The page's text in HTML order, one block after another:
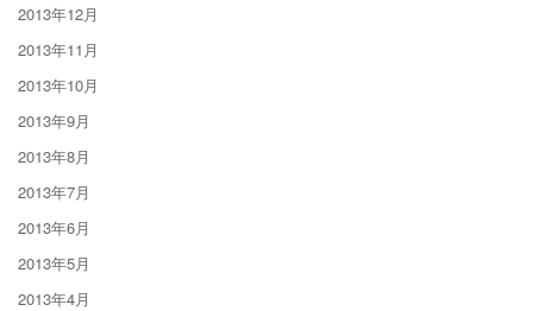
2013年12月
2013年11月
2013年10月
2013年9月
2013年8月
2013年7月
2013年6月
2013年5月
2013年4月